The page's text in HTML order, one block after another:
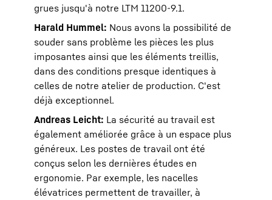
grues jusqu'à notre LTM 11200-9.1.
Harald Hummel: Nous avons la possibilité de
souder sans problème les pièces les plus
imposantes ainsi que les éléments treillis,
dans des conditions presque identiques à
celles de notre atelier de production. C'est
déjà exceptionnel.
Andreas Leicht: La sécurité au travail est
également améliorée grâce à un espace plus
généreux. Les postes de travail ont été
conçus selon les dernières études en
ergonomie. Par exemple, les nacelles
élévatrices permettent de travailler, à